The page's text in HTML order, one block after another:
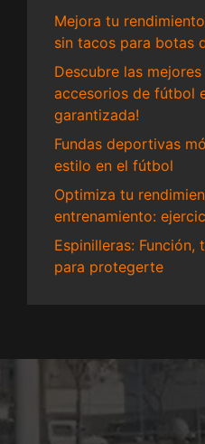
Mejora tu
sin tacos para botas
Descubre las
accesorios de fútbol
garantizada!
Fundas deportivas
estilo en el fútbol
Optimiza tu
entrenamiento:
Espinilleras:
para protegerte